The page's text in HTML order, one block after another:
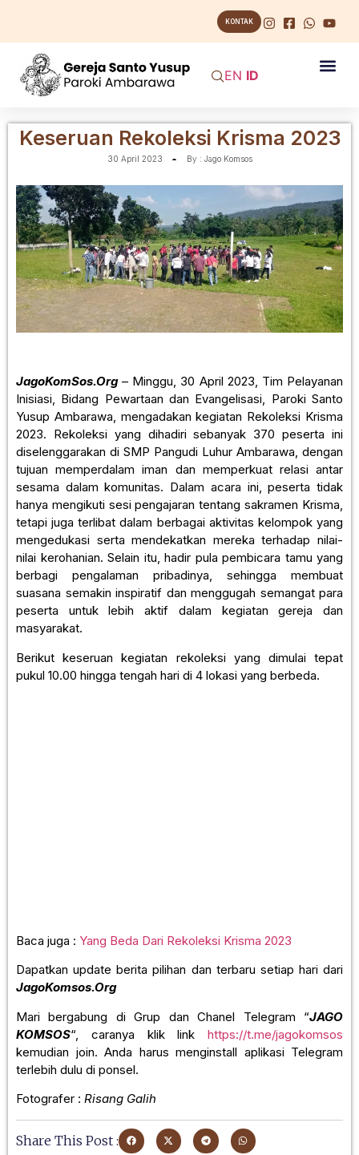
KONTAK
EN ID
Keseruan Rekoleksi Krisma 2023
30 April 2023 By : Jago Komsos
JagoKomSos.Org– Minggu, 30 April 2023, Tim Pelayanan
Inisiasi, Bidang Pewartaan dan Evangelisasi, Paroki Santo
Yusup Ambarawa, mengadakan kegiatan Rekoleksi Krisma
2023. Rekoleksi yang dihadiri sebanyak 370 peserta ini
diselenggarakan di SMP Pangudi Luhur Ambarawa, dengan
tujuan memperdalam iman dan memperkuat relasi antar
sesama dalam komunitas. Dalam acara ini, peserta tidak
hanya mengikuti sesi pengajaran tentang sakramen Krisma,
tetapi juga terlibat dalam berbagai aktivitas kelompok yang
mengedukasi serta mendekatkan mereka terhadap nilai-
nilai kerohanian. Selain itu, hadir pula pembicara tamu yang
berbagi pengalaman pribadinya, sehingga membuat
suasana semakin inspiratif dan menggugah semangat para
peserta untuk lebih aktif dalam kegiatan gereja dan
masyarakat.
Berikut keseruan kegiatan rekoleksi yang dimulai tepat
pukul 10.00 hingga tengah hari di 4 lokasi yang berbeda.
Baca juga : Yang Beda Dari Rekoleksi Krisma 2023
Dapatkan update berita pilihan dan terbaru setiap hari dari
JagoKomsos.Org
Mari bergabung di Grup dan Chanel Telegram “JAGO
KOMSOS“, caranya klik link https://t.me/jagokomsos
kemudian join. Anda harus menginstall aplikasi Telegram
terlebih dulu di ponsel.
Fotografer : Risang Galih
Share This Post :